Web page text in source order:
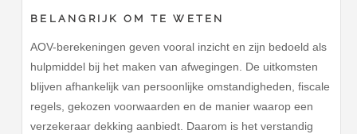
BELANGRIJK OM TE WETEN
AOV-berekeningen geven vooral inzicht en zijn bedoeld als
hulpmiddel bij het maken van afwegingen. De uitkomsten
blijven afhankelijk van persoonlijke omstandigheden, fiscale
regels, gekozen voorwaarden en de manier waarop een
verzekeraar dekking aanbiedt. Daarom is het verstandig